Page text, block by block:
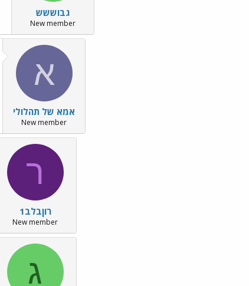
גבוששש
New member
א
אמא של תהלולי
New member
ר
רוןבלב1
New member
ג